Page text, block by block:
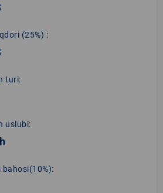
(25%) :
turi:
uslubi: